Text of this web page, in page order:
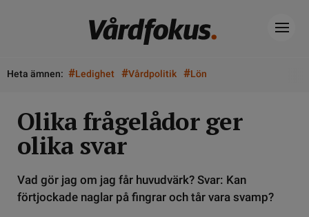
Heta ämnen: #Ledighet #Vårdpolitik #Lön
Olika frågelådor ger
olika svar
Vad gör jag om jag får huvudvärk? Svar: Kan
förtjockade naglar på fingrar och tår vara svamp?